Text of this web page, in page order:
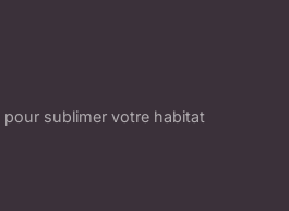
sublimer votre habitat